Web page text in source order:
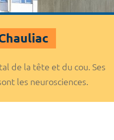
de la tête et du cou. Ses
les neurosciences.